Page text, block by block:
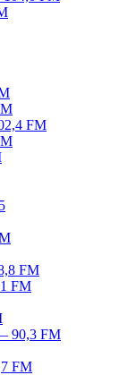
FM
FM
FM
90,3 FM
FM